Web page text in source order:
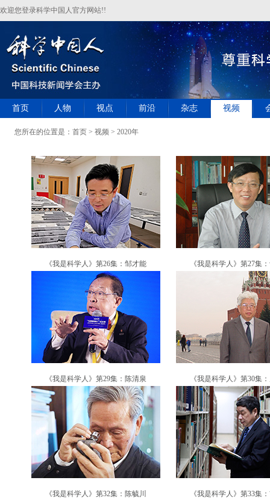
欢迎您登录科学中国人官方网站!!
首页 人物 视点 前沿 杂志 视频
您所在的位置是： 首页 > 视频 > 2020年
《我是科学人》第26集：邹才能 《我是科学人》第27集
《我是科学人》第29集：陈清泉 《我是科学人》第30集
《我是科学人》第32集：陈毓川 《我是科学人》第33集